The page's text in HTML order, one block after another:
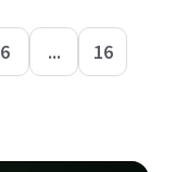
6 ... 16